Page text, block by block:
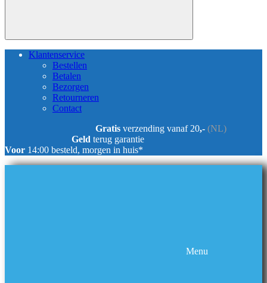
Klantenservice
Bestellen
Betalen
Bezorgen
Retourneren
Contact
Gratis verzending vanaf 20,- (NL)
Geld terug garantie
Voor 14:00 besteld, morgen in huis*
Menu